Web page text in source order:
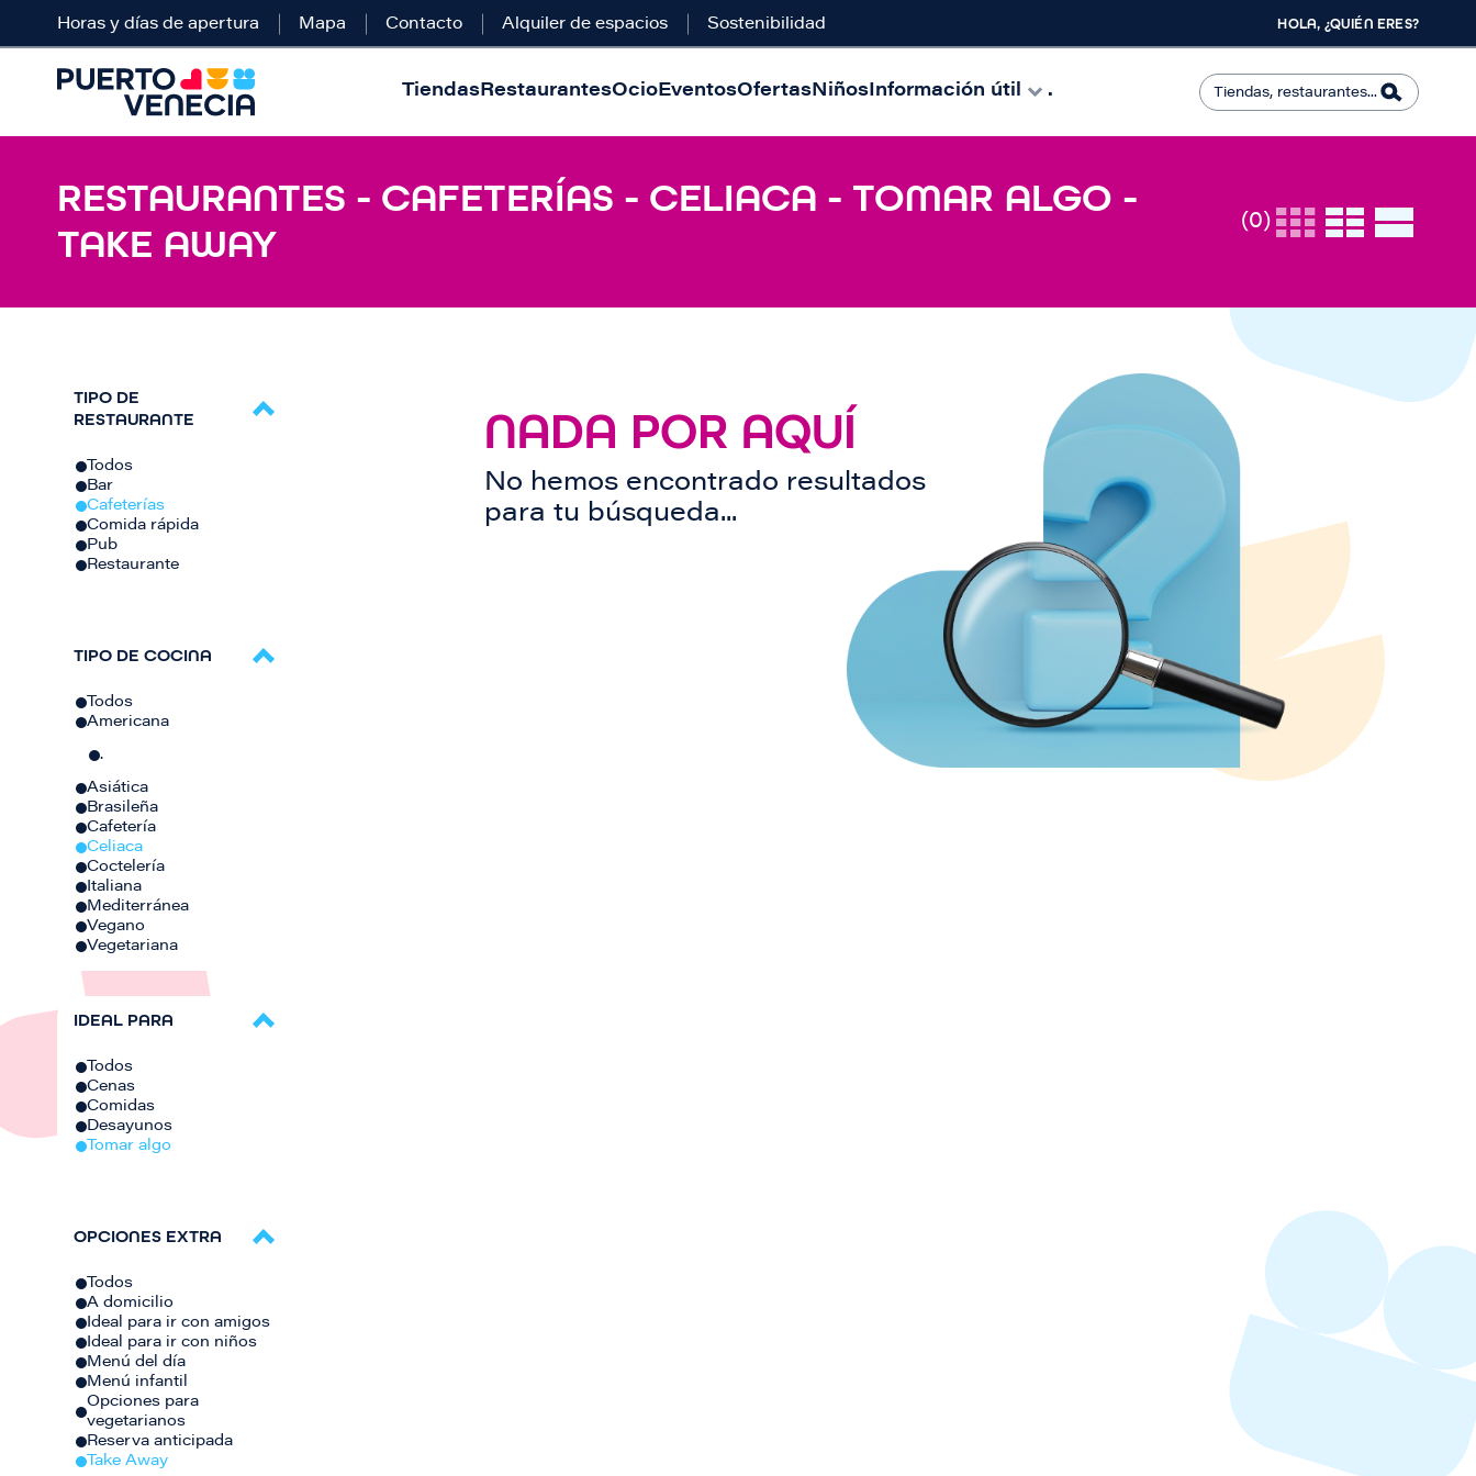
Horas y días de apertura Mapa Contacto Alquiler de espacios Sostenibilidad HOLA, ¿QUIÉN ERES?
TiendasRestaurantesOcioEventosOfertasNiñosInformación útil .
RESTAURANTES - CAFETERÍAS - CELIACA - TOMAR ALGO -
TAKE AWAY
(0)
TIPO DE
RESTAURANTE
Todos
Bar
Cafeterías
Comida rápida
Pub
Restaurante
TIPO DE COCINA
Todos
Americana
.
Asiática
Brasileña
Cafetería
Celiaca
Coctelería
Italiana
Mediterránea
Vegano
Vegetariana
IDEAL PARA
Todos
Cenas
Comidas
Desayunos
Tomar algo
OPCIONES EXTRA
Todos
A domicilio
Ideal para ir con amigos
Ideal para ir con niños
Menú del día
Menú infantil
Opciones para
vegetarianos
Reserva anticipada
Take Away
NADA POR AQUÍ
No hemos encontrado resultados
para tu búsqueda...